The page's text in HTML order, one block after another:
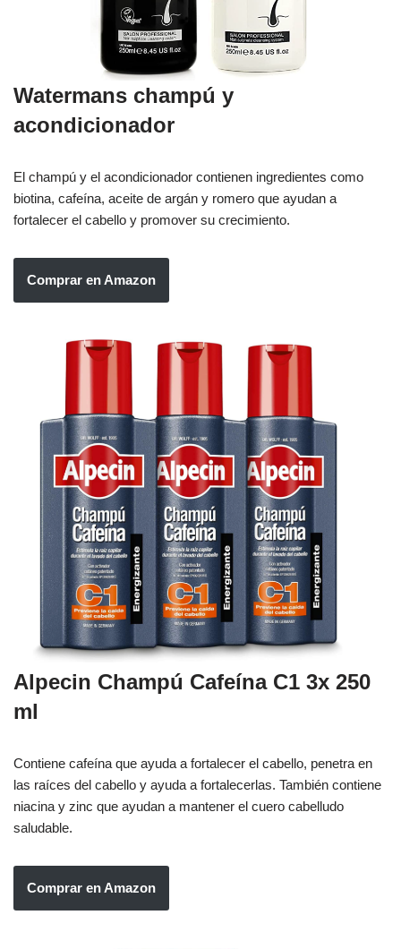
Watermans champú y
acondicionador
El champú y el acondicionador contienen ingredientes como
biotina, cafeína, aceite de argán y romero que ayudan a
fortalecer el cabello y promover su crecimiento.
Comprar en Amazon
Alpecin Champú Cafeína C1 3x 250
ml
Contiene cafeína que ayuda a fortalecer el cabello, penetra en
las raíces del cabello y ayuda a fortalecerlas. También contiene
niacina y zinc que ayudan a mantener el cuero cabelludo
saludable.
Comprar en Amazon